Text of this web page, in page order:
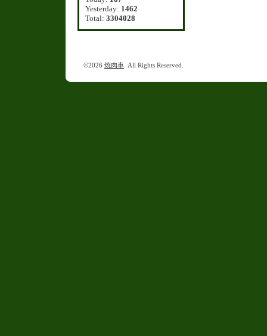
Yesterday: 1462
Total: 3304028
©2026 焼肉車 . All Rights Reserved.